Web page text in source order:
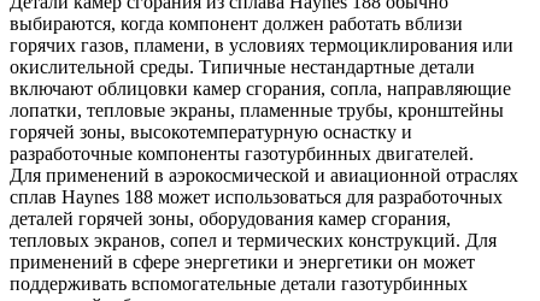
выбираются, когда компонент должен работать вблизи
горячих газов, пламени, в условиях термоциклирования или
окислительной среды. Типичные нестандартные детали
включают облицовки камер сгорания, сопла, направляющие
лопатки, тепловые экраны, пламенные трубы, кронштейны
горячей зоны, высокотемпературную оснастку и
разработочные компоненты газотурбинных двигателей.
Для применений в аэрокосмической и авиационной отраслях
сплав Haynes 188 может использоваться для разработочных
деталей горячей зоны, оборудования камер сгорания,
тепловых экранов, сопел и термических конструкций. Для
применений в сфере энергетики и энергетики он может
поддерживать вспомогательные детали газотурбинных